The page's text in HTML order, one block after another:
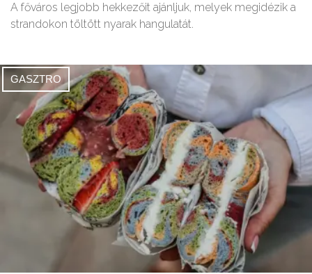
A főváros legjobb hekkezőit ajánljuk, melyek megidézik a
strandokon töltött nyarak hangulatát.
GASZTRO